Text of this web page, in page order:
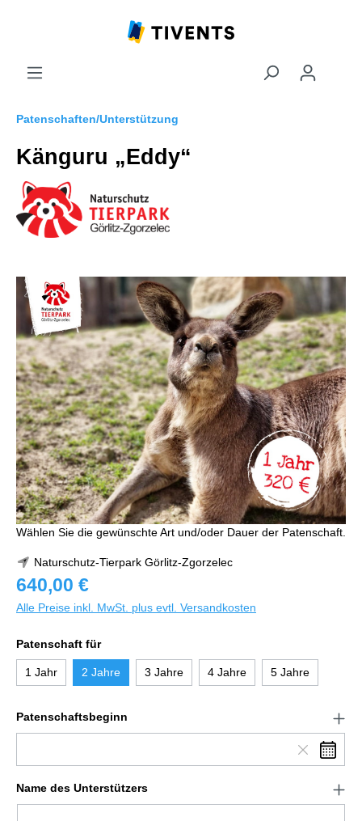
Patenschaften/Unterstützung
Känguru „Eddy“
Wählen Sie die gewünschte Art und/oder Dauer der Patenschaft.
Naturschutz-Tierpark Görlitz-Zgorzelec
640,00 €
Alle Preise inkl. MwSt. plus evtl. Versandkosten
Patenschaft für
1 Jahr 2 Jahre 3 Jahre 4 Jahre 5 Jahre
Patenschaftsbeginn
Name des Unterstützers